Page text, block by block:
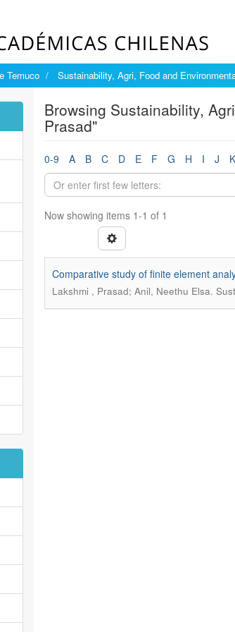
Temuco Sustainability, Agri, Food and
Browsing Sustainability,
Prasad"
0-9 A B C D E F G H I J K
Now showing items 1-1 of 1
Comparative study of finite element
Lakshmi , Prasad; Anil, Neethu Elsa.